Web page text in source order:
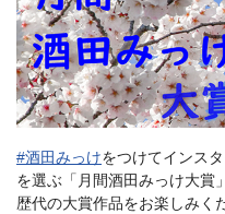
#酒田みっけをつけてインス
を選ぶ「月間酒田みっけ大賞」
歴代の大賞作品をお楽しみく